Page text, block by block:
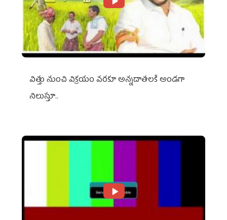
విత్తు నుంచి విక్రయం వరకూ అన్నదాతలకి అండగా
నిలుస్తూ..